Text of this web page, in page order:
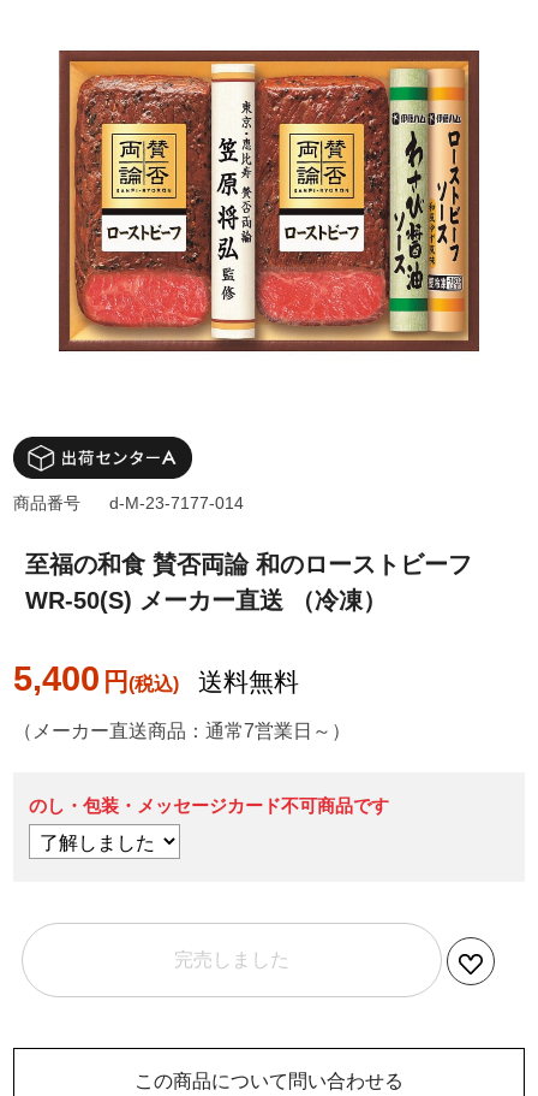
至福の和食 賛否両論 和のローストビーフ
WR-50(S) メーカー直送 （冷凍）
5,400 円 送料無料
商品番号 d-M-23-7177-014
（メーカー直送商品：通常7営業日～）
のし・包装・メッセージカード不可商品です
完売しました
この商品について問い合わせる